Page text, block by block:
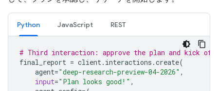
Python JavaScript REST
# Third interaction: approve the plan and kick off
final_report = client. interactions .create(
agent="deep-research-preview-04-2026" ,
input="Plan looks good!" ,